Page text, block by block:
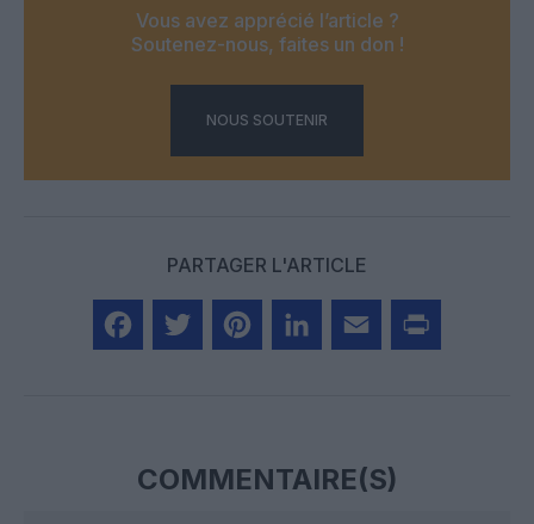
Vous avez apprécié l’article ?
Soutenez-nous, faites un don !
NOUS SOUTENIR
PARTAGER L'ARTICLE
COMMENTAIRE(S)